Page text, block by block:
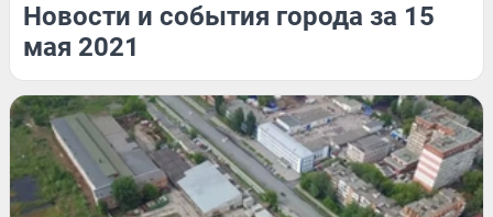
Новости и события города за 15
мая 2021